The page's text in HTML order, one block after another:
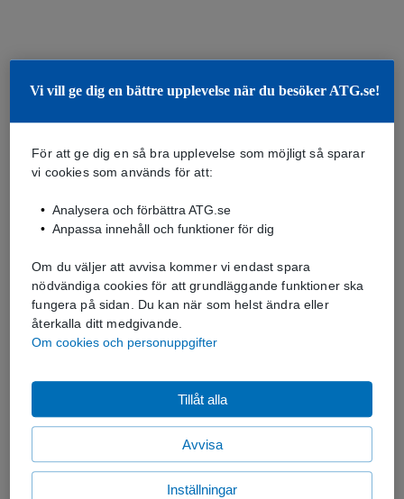
Vi vill ge dig en bättre upplevelse när du besöker ATG.se!
För att ge dig en så bra upplevelse som möjligt så sparar
vi cookies som används för att:
Analysera och förbättra ATG.se
Anpassa innehåll och funktioner för dig
Om du väljer att avvisa kommer vi endast spara
nödvändiga cookies för att grundläggande funktioner ska
fungera på sidan. Du kan när som helst ändra eller
återkalla ditt medgivande.
Om cookies och personuppgifter
Avvisa
Tillåt alla
Inställningar